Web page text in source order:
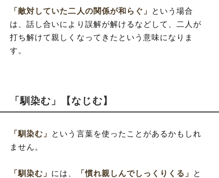
「敵対していた二人の関係が和らぐ」
という場合
は、話し合いにより誤解が解けるなどして、二人が
打ち解けて親しくなってきたという意味になりま
す。
「馴染む」【なじむ】
「馴染む」 という言葉を使ったことがあるかもしれ
ません。
「馴染む」 には、 「慣れ親しんでしっくりくる」 と